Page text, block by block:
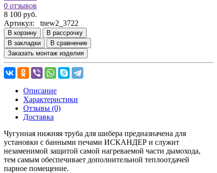
0 отзывов
8 100 руб.
Артикул: tnew2_3722
В корзину
В рассрочку
В закладки
В сравнение
Заказать монтаж изделия
Описание
Характеристики
Отзывы (0)
Доставка
Чугунная нижняя труба для шибера предназначена для
установки с банными печами ИСКАНДЕР и служит
незаменимой защитой самой нагреваемой части дымохода,
тем самым обеспечивает дополнительной теплоотдачей
парное помещение.